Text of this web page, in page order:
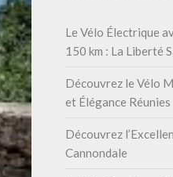
Le Vélo Électrique
150 km : La Liberté
Découvrez le Vélo
et Élégance Réunies
Découvrez
Cannondale